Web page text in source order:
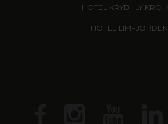
HOTEL KRYB I LY KRO
HOTEL LIMFJORDEN